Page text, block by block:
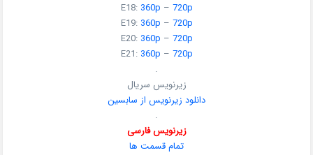
E18: 360p – 720p
E19: 360p – 720p
E20: 360p – 720p
E21: 360p – 720p
.
زیرنویس سریال
دانلود زیرنویس از سابسین
.
زیرنویس فارسی
تمام قسمت ها